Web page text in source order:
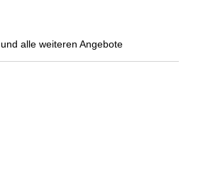
und alle weiteren Angebote